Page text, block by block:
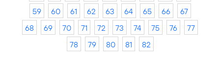
59
60 61 62 63 64 65 66
67
68
69 70 71 72 73 74 75 76
77
78
79 80 81 82